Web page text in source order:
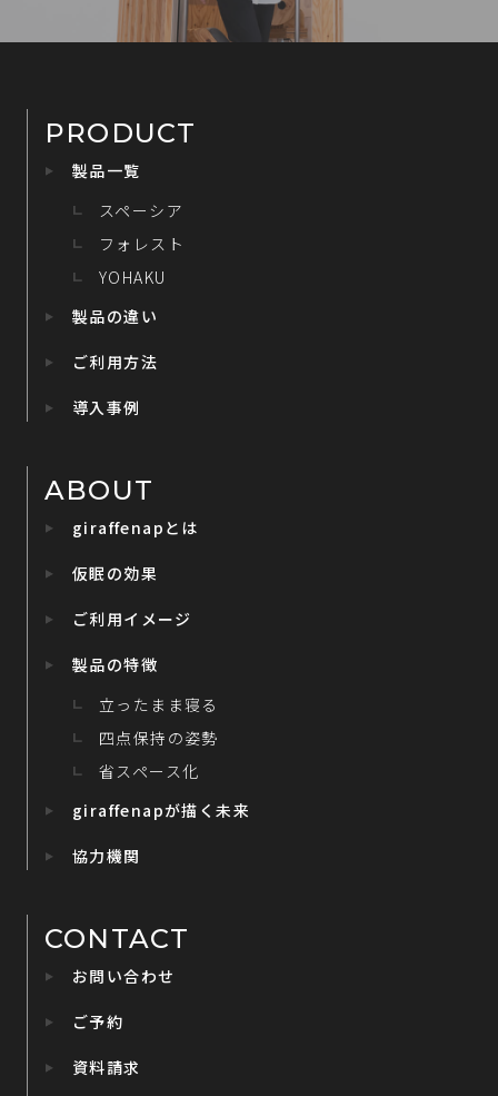
PRODUCT
製品一覧
スペーシア
フォレスト
YOHAKU
製品の違い
ご利用方法
導入事例
ABOUT
giraffenapとは
仮眠の効果
ご利用イメージ
製品の特徴
立ったまま寝る
四点保持の姿勢
省スペース化
giraffenapが描く未来
協力機関
CONTACT
お問い合わせ
ご予約
資料請求